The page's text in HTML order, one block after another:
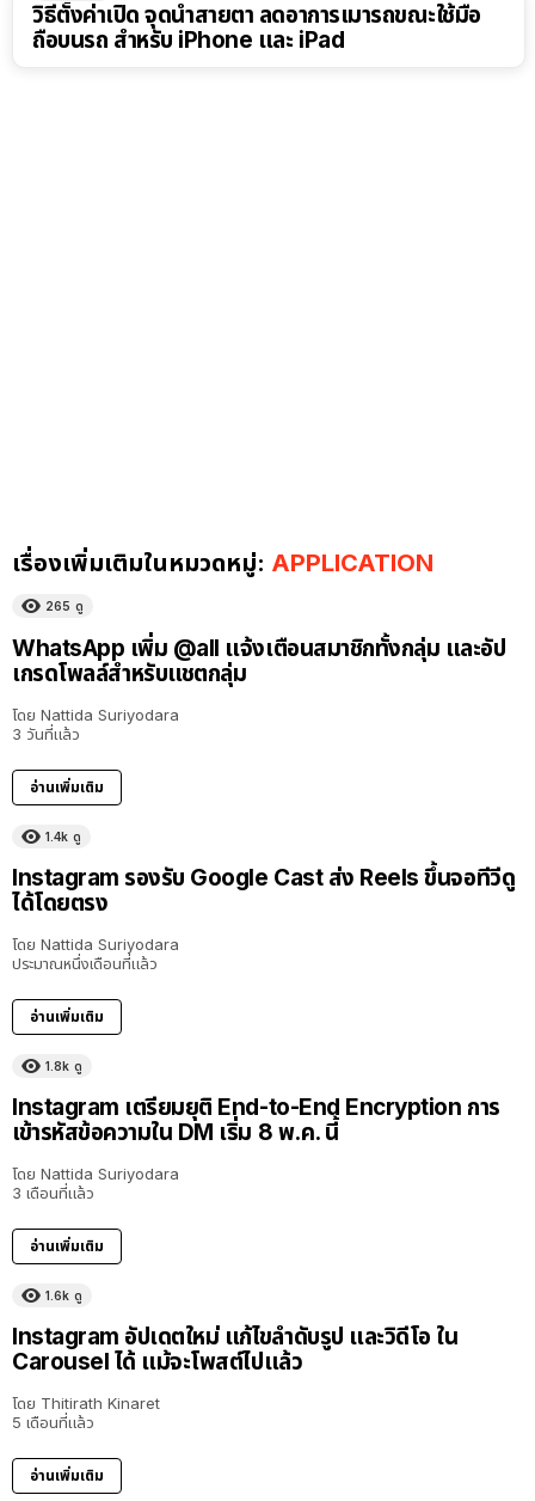
วิธีตั้งค่าเปิด จุดนำสายตา ลดอาการเมารถขณะใช้มือ
ถือบนรถ สำหรับ iPhone และ iPad
เรื่องเพิ่มเติมในหมวดหมู่: APPLICATION
265 ดู
WhatsApp เพิ่ม @all แจ้งเตือนสมาชิกทั้งกลุ่ม และอัป
เกรดโพลล์สำหรับแชตกลุ่ม
โดย Nattida Suriyodara
3 วันที่แล้ว
อ่านเพิ่มเติม
1.4k ดู
Instagram รองรับ Google Cast ส่ง Reels ขึ้นจอทีวีดู
ได้โดยตรง
โดย Nattida Suriyodara
ประมาณหนึ่งเดือนที่แล้ว
อ่านเพิ่มเติม
1.8k ดู
Instagram เตรียมยุติ End-to-End Encryption การ
เข้ารหัสข้อความใน DM เริ่ม 8 พ.ค. นี้
โดย Nattida Suriyodara
3 เดือนที่แล้ว
อ่านเพิ่มเติม
1.6k ดู
Instagram อัปเดตใหม่ แก้ไขลำดับรูป และวิดีโอ ใน
Carousel ได้ แม้จะโพสต์ไปแล้ว
โดย Thitirath Kinaret
5 เดือนที่แล้ว
อ่านเพิ่มเติม